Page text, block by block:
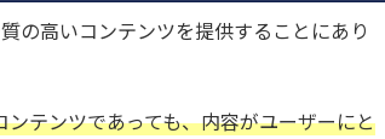
の高いコンテンツを提供することにあり
ンテンツであっても、内容がユーザーにと